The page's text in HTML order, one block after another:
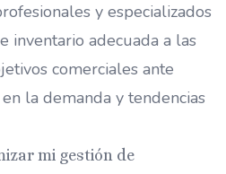
y especializados
inventario adecuada a las
comerciales ante
la demanda y tendencias
mi gestión de